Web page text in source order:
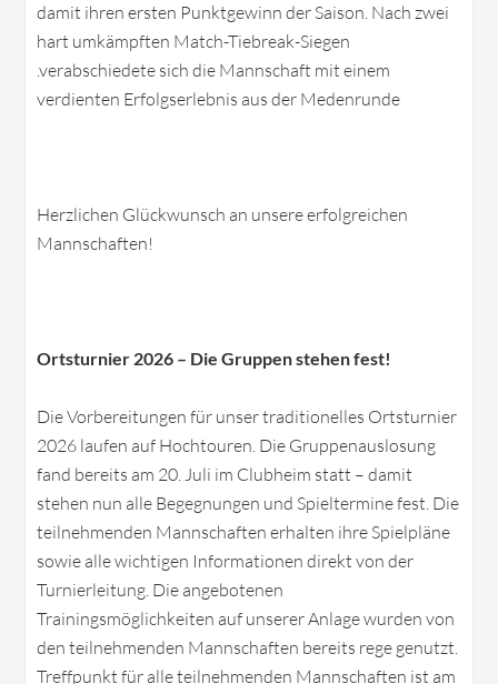
damit ihren ersten Punktgewinn der Saison. Nach zwei
hart umkämpften Match-Tiebreak-Siegen
.verabschiedete sich die Mannschaft mit einem
verdienten Erfolgserlebnis aus der Medenrunde
Herzlichen Glückwunsch an unsere erfolgreichen
Mannschaften!
Ortsturnier 2026 – Die Gruppen stehen fest!
Die Vorbereitungen für unser traditionelles Ortsturnier
2026 laufen auf Hochtouren. Die Gruppenauslosung
fand bereits am 20. Juli im Clubheim statt – damit
stehen nun alle Begegnungen und Spieltermine fest. Die
teilnehmenden Mannschaften erhalten ihre Spielpläne
sowie alle wichtigen Informationen direkt von der
Turnierleitung. Die angebotenen
Trainingsmöglichkeiten auf unserer Anlage wurden von
den teilnehmenden Mannschaften bereits rege genutzt.
Treffpunkt für alle teilnehmenden Mannschaften ist am